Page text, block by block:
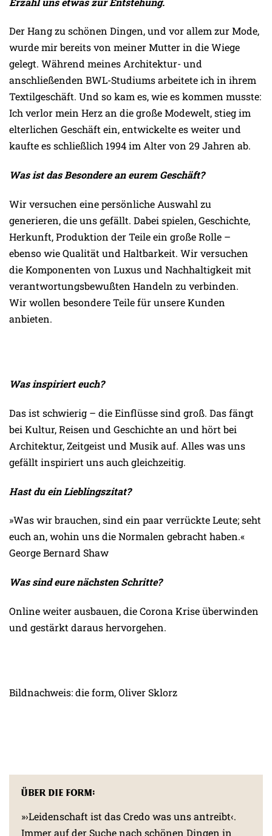
Der Hang zu schönen Dingen, und vor allem zur Mode,
wurde mir bereits von meiner Mutter in die Wiege
gelegt. Während meines Architektur- und
anschließenden BWL-Studiums arbeitete ich in ihrem
Textilgeschäft. Und so kam es, wie es kommen musste:
Ich verlor mein Herz an die große Modewelt, stieg im
elterlichen Geschäft ein, entwickelte es weiter und
kaufte es schließlich 1994 im Alter von 29 Jahren ab.
Was ist das Besondere an eurem Geschäft?
Wir versuchen eine persönliche Auswahl zu
generieren, die uns gefällt. Dabei spielen, Geschichte,
Herkunft, Produktion der Teile ein große Rolle –
ebenso wie Qualität und Haltbarkeit. Wir versuchen
die Komponenten von Luxus und Nachhaltigkeit mit
verantwortungsbewußten Handeln zu verbinden.
Wir wollen besondere Teile für unsere Kunden
anbieten.
Was inspiriert euch?
Das ist schwierig – die Einflüsse sind groß. Das fängt
bei Kultur, Reisen und Geschichte an und hört bei
Architektur, Zeitgeist und Musik auf. Alles was uns
gefällt inspiriert uns auch gleichzeitig.
Hast du ein Lieblingszitat?
»Was wir brauchen, sind ein paar verrückte Leute; seht
euch an, wohin uns die Normalen gebracht haben.«
George Bernard Shaw
Was sind eure nächsten Schritte?
Online weiter ausbauen, die Corona Krise überwinden
und gestärkt daraus hervorgehen.
Bildnachweis: die form, Oliver Sklorz
Über die form:
»›Leidenschaft ist das Credo was uns antreibt‹.
Immer auf der Suche nach schönen Dingen in